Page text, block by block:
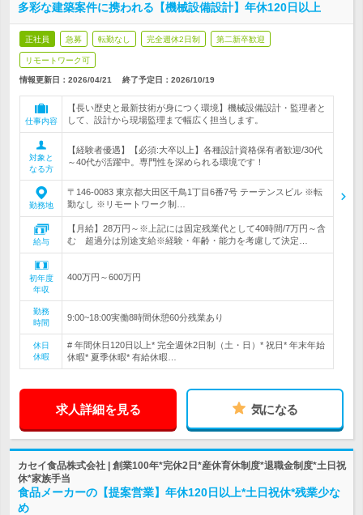
多彩な建築案件に携われる【機械設備設計】年休120日以上
正社員 急募 転勤なし 完全週休2日制 第二新卒歓迎
リモートワーク可
情報更新日：2026/04/21 終了予定日： 2026/10/19
仕事内容
【長い歴史と最新技術が身につく環境】機械設備設計・監理者と
して、設計から現場監理まで幅広く担当します。
対象と
なる方
【経験者優遇】【必須:大卒以上】各種設計資格保有者歓迎/30代
～40代が活躍中。専門性を深められる環境です！
勤務地
〒146-0083 東京都大田区千鳥1丁目6番7号 テーテンスビル ※転
勤なし ※リモートワーク制…
給与
【月給】28万円～※上記には固定残業代として40時間/7万円～含
む 超過分は別途支給※経験・年齢・能力を考慮して決定…
初年度
年収
400万円～600万円
勤務
時間
9:00~18:00実働8時間休憩60分残業あり
休日
休暇
# 年間休日120日以上* 完全週休2日制（土・日）* 祝日* 年末年始
休暇* 夏季休暇* 有給休暇…
求人詳細を見る 気になる
カセイ食品株式会社 | 創業100年*完休2日*産休育休制度*退職金制度*土日祝
休*家族手当
食品メーカーの【提案営業】年休120日以上*土日祝休*残業少な
め